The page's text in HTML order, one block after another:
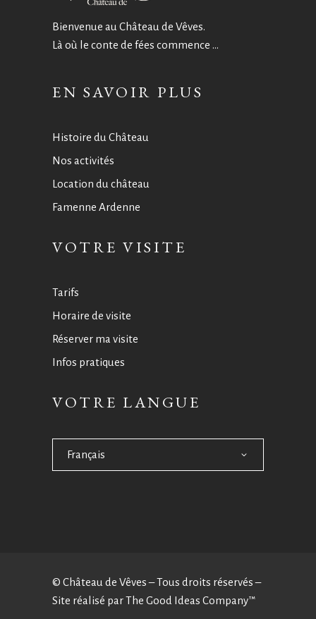
Bienvenue au Château de Vêves.
Là où le conte de fées commence …
EN SAVOIR PLUS
Histoire du Château
Nos activités
Location du château
Famenne Ardenne
VOTRE VISITE
Tarifs
Horaire de visite
Réserver ma visite
Infos pratiques
VOTRE LANGUE
Français
© Château de Vêves – Tous droits réservés –
Site réalisé parThe Good Ideas Company™